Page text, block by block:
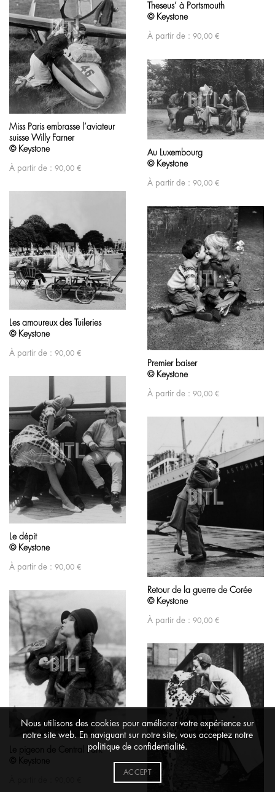
Theseus’ à Portsmouth
© Keystone
À partir de : 90,00 €
Miss Paris embrasse l’aviateur
suisse Willy Farner
© Keystone
À partir de : 90,00 €
Au Luxembourg
© Keystone
À partir de : 90,00 €
Les amoureux des Tuileries
© Keystone
À partir de : 90,00 €
Premier baiser
© Keystone
À partir de : 90,00 €
Le dépit
© Keystone
À partir de : 90,00 €
Retour de la guerre de Corée
© Keystone
À partir de : 90,00 €
Le pigeon de Central Park
© Keystone
Nous utilisons des cookies pour améliorer votre expérience sur
notre site web. En naviguant sur notre site, vous acceptez notre
politique de confidentialité.
ACCEPT